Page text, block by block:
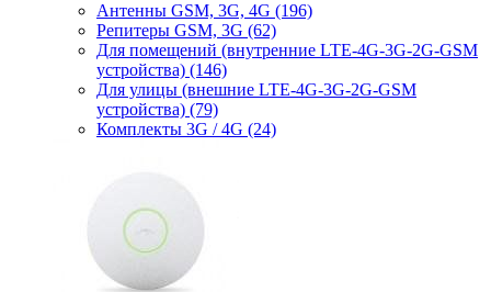
Антенны GSM, 3G, 4G (196)
Репитеры GSM, 3G (62)
Для помещений (внутренние LTE-4G-3G-2G-GSM
устройства) (146)
Для улицы (внешние LTE-4G-3G-2G-GSM
устройства) (79)
Комплекты 3G / 4G (24)